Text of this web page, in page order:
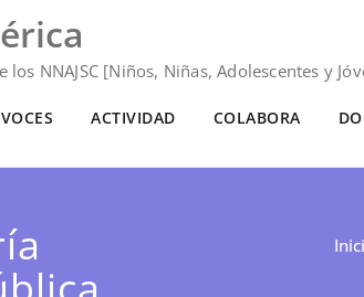
NNAJSC [Niños, Niñas, Adolescentes y
ACTIVIDAD COLABORA